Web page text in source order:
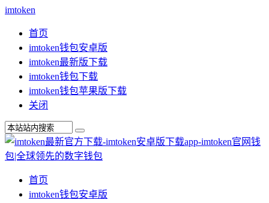
imtoken
首页
imtoken钱包安卓版
imtoken最新版下载
imtoken钱包下载
imtoken钱包苹果版下载
关闭
首页
imtoken钱包安卓版